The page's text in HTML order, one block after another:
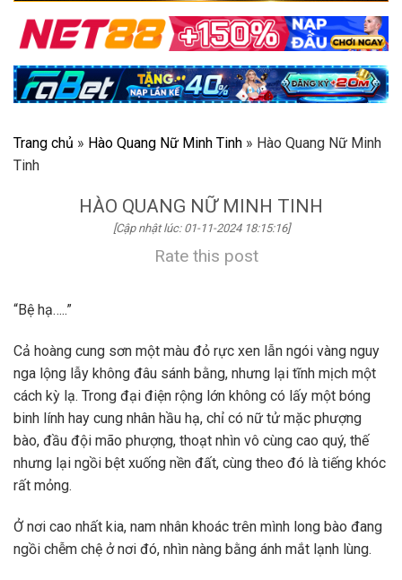
Trang chủ » Hào Quang Nữ Minh Tinh » Hào Quang Nữ Minh
Tinh
HÀO QUANG NỮ MINH TINH
[Cập nhật lúc: 01-11-2024 18:15:16]
Rate this post
“Bệ hạ…..”
Cả hoàng cung sơn một màu đỏ rực xen lẫn ngói vàng nguy
nga lộng lẫy không đâu sánh bằng, nhưng lại tĩnh mịch một
cách kỳ lạ. Trong đại điện rộng lớn không có lấy một bóng
binh lính hay cung nhân hầu hạ, chỉ có nữ tử mặc phượng
bào, đầu đội mão phượng, thoạt nhìn vô cùng cao quý, thế
nhưng lại ngồi bệt xuống nền đất, cùng theo đó là tiếng khóc
rất mỏng.
Ở nơi cao nhất kia, nam nhân khoác trên mình long bào đang
ngồi chễm chệ ở nơi đó, nhìn nàng bằng ánh mắt lạnh lùng.